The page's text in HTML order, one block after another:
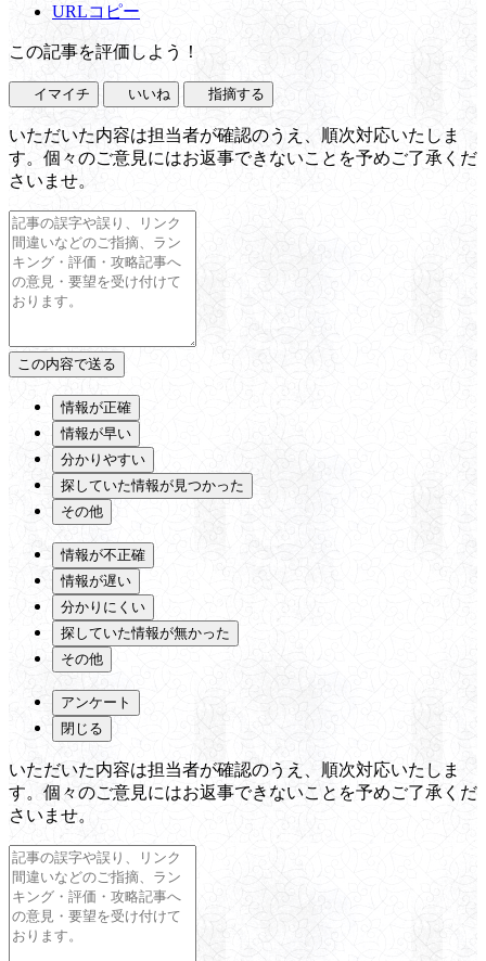
URLコピー
この記事を評価しよう！
イマイチ いいね 指摘する
いただいた内容は担当者が確認のうえ、順次対応いたしま
す。個々のご意見にはお返事できないことを予めご了承くだ
さいませ。
情報が正確
情報が早い
分かりやすい
探していた情報が見つかった
その他
情報が不正確
情報が遅い
分かりにくい
探していた情報が無かった
その他
アンケート
閉じる
いただいた内容は担当者が確認のうえ、順次対応いたしま
す。個々のご意見にはお返事できないことを予めご了承くだ
さいませ。